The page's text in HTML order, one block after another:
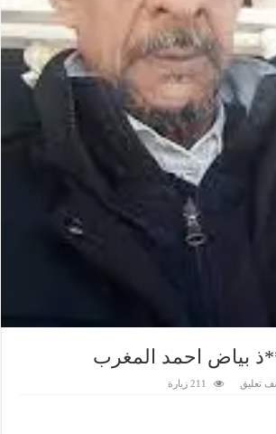
بياض احمد المغرب
تعليق 211 زيارة